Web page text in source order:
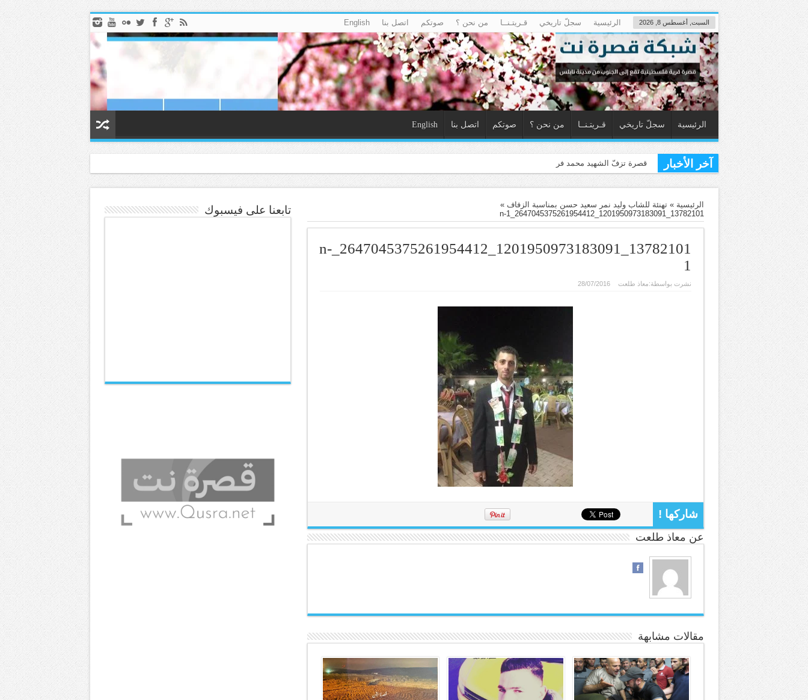
السبت, أغسطس 8, 2026 الرئيسية سجلّ تاريخي قـريتـنــا من نحن ؟ صوتكم اتصل بنا English
الرئيسية سجلّ تاريخي قـريتـنــا من نحن ؟ صوتكم اتصل بنا English
آخر الأخبار قصرة تزفّ الشهيد محمد فريد حسن (٢٠ عاماً)
الرئيسية »تهنئة للشاب وليد نمر سعيد حسن بمناسبة الزفاف »
13782101_1201950973183091_2647045375261954412_n-1
13782101_1201950973183091_2647045375261954412_n-
1
نشرت بواسطة:معاذ طلعت 28/07/2016
شاركها !
عن معاذ طلعت
مقالات مشابهة
تابعنا على فيسبوك